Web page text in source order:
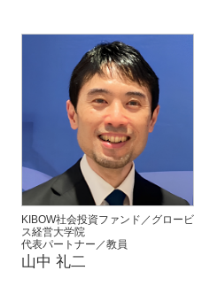
KIBOW社会投資ファンド／グロービ
ス経営大学院
代表パートナー／教員
山中 礼二